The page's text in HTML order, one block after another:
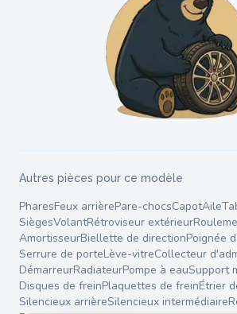
Autres pièces pour ce modèle
PharesFeux arrièrePare-chocsCapotAile
SiègesVolantRétroviseur extérieur
AmortisseurBiellette de directionPoignée
Serrure de porteLève-vitreCollecteur
DémarreurRadiateurPompe à eauSupport
Disques de freinPlaquettes de freinÉtrier
Silencieux arrièreSilencieux intermédiaire